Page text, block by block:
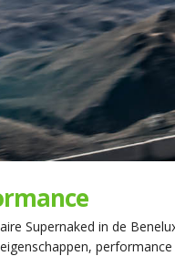
Supernaked in de